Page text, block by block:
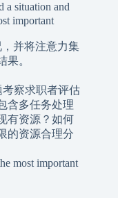
a situation and
important
并将注意力集
果。
考察求职者评估
含多任务处理
有资源？如何
的资源合理分
most important